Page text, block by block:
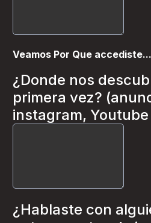
Veamos Por Que accediste...
¿Donde nos
primera vez?
instagram,
¿Hablaste con